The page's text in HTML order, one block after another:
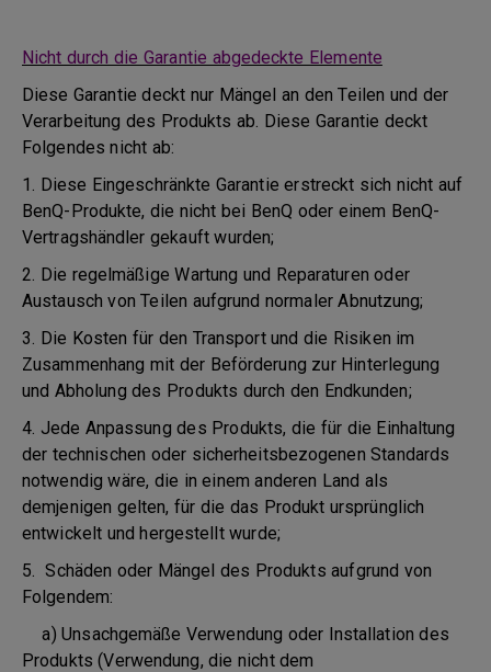
Nicht durch die Garantie abgedeckte Elemente
Diese Garantie deckt nur Mängel an den Teilen und der
Verarbeitung des Produkts ab. Diese Garantie deckt
Folgendes nicht ab:
1. Diese Eingeschränkte Garantie erstreckt sich nicht auf
BenQ-Produkte, die nicht bei BenQ oder einem BenQ-
Vertragshändler gekauft wurden;
2. Die regelmäßige Wartung und Reparaturen oder
Austausch von Teilen aufgrund normaler Abnutzung;
3. Die Kosten für den Transport und die Risiken im
Zusammenhang mit der Beförderung zur Hinterlegung
und Abholung des Produkts durch den Endkunden;
4. Jede Anpassung des Produkts, die für die Einhaltung
der technischen oder sicherheitsbezogenen Standards
notwendig wäre, die in einem anderen Land als
demjenigen gelten, für die das Produkt ursprünglich
entwickelt und hergestellt wurde;
5. Schäden oder Mängel des Produkts aufgrund von
Folgendem:
a) Unsachgemäße Verwendung oder Installation des
Produkts (Verwendung, die nicht dem